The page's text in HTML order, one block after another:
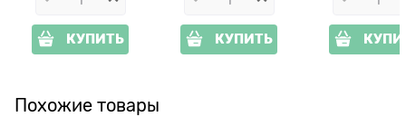
КУПИТЬ КУПИТЬ
Похожие товары